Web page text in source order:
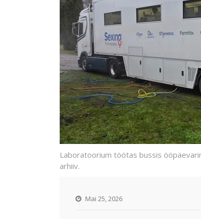
Laboratoorium töötas bussis
arhiiv.
Mai 25, 2026